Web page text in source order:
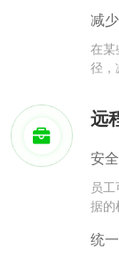
减
在某
径，
远
安
员
据的
统